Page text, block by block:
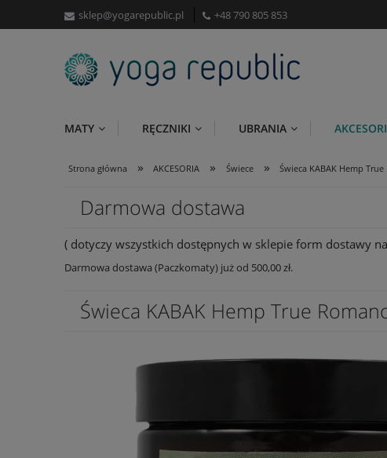
sklep@yogarepublic.pl +48 790 805 853
MATY RĘCZNIKI UBRANIA
Strona główna » AKCESORIA » Świece » Świeca KABAK Hemp True
Darmowa dostawa
( dotyczy wszystkich dostępnych w sklepie form dostawy
Darmowa dostawa (Paczkomaty) już od 500,00 zł.
Świeca KABAK Hemp True